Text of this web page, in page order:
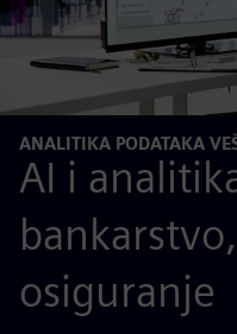
ANALITIKA PODATAKA
AI i
osiguranje